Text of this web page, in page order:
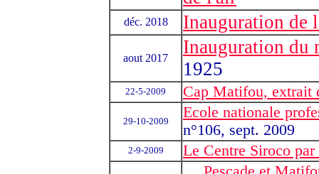
déc. 2018 Inauguration de
aout 2017
Inauguration du
1925
22-5-2009 Cap Matifou, extrait
29-10-2009
Ecole nationale
n°106, sept. 2009
2-9-2009
Le Centre Siroco